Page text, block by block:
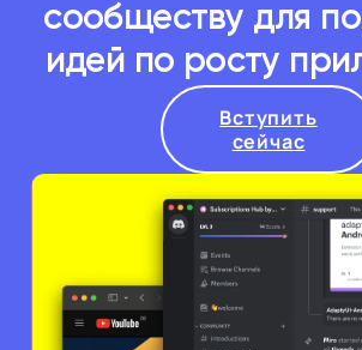
сообществу для
идей по росту
Вступить
сейчас